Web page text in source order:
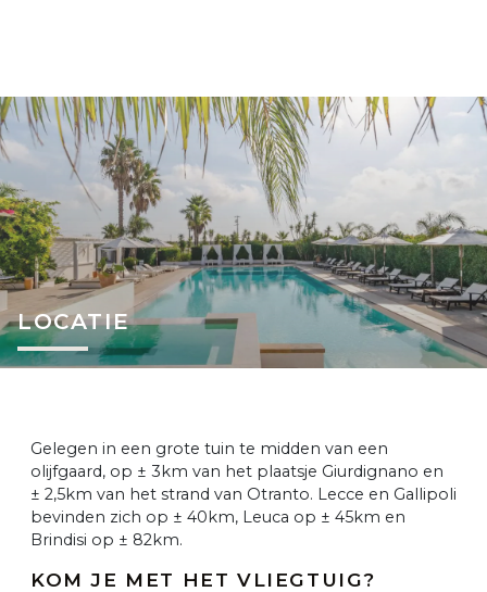
LOCATIE
Gelegen in een grote tuin te midden van een
olijfgaard, op ± 3km van het plaatsje Giurdignano en
± 2,5km van het strand van Otranto. Lecce en Gallipoli
bevinden zich op ± 40km, Leuca op ± 45km en
Brindisi op ± 82km.
KOM JE MET HET VLIEGTUIG?